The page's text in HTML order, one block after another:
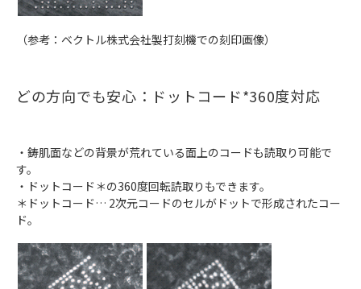
（参考：ベクトル株式会社製打刻機での刻印画像）
どの方向でも安心：ドットコード*360度対応
・鋳肌面などの背景が荒れている面上のコードも読取り可能で
す。
・ドットコード＊の360度回転読取りもできます。
＊ドットコード… 2次元コードのセルがドットで形成されたコー
ド。